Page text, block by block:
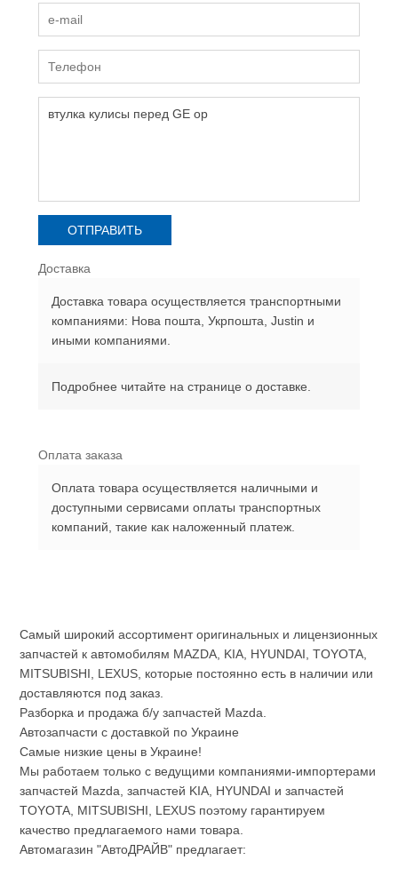
Доставка
Доставка товара осуществляется транспортными
компаниями: Нова пошта, Укрпошта, Justin и
иными компаниями.
Подробнее читайте на странице о доставке.
Оплата заказа
Оплата товара осуществляется наличными и
доступными сервисами оплаты транспортных
компаний, такие как наложенный платеж.
Самый широкий ассортимент оригинальных и лицензионных
запчастей к автомобилям MAZDA, KIA, HYUNDAI, TOYOTA,
MITSUBISHI, LEXUS, которые постоянно есть в наличии или
доставляются под заказ.
Разборка и продажа б/у запчастей Mazda.
Автозапчасти с доставкой по Украине
Самые низкие цены в Украине!
Мы работаем только с ведущими компаниями-импортерами
запчастей Mazda, запчастей KIA, HYUNDAI и запчастей
TOYOTA, MITSUBISHI, LEXUS поэтому гарантируем
качество предлагаемого нами товара.
Автомагазин "АвтоДРАЙВ" предлагает: